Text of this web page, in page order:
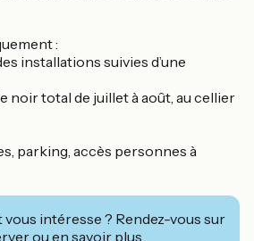
:
installations suivies d’une
noir total de juillet à août, au cellier
parking, accès personnes à
vous intéresse ? Rendez-vous sur
ou en savoir plus.